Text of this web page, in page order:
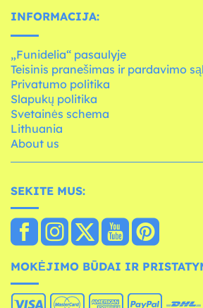
INFORMACIJA:
„Funidelia“ pasaulyje
Teisinis pranešimas ir pardavimo
Privatumo politika
Slapukų politika
Svetainės schema
Lithuania
About us
SEKITE MUS:
MOKĖJIMO BŪDAI IR